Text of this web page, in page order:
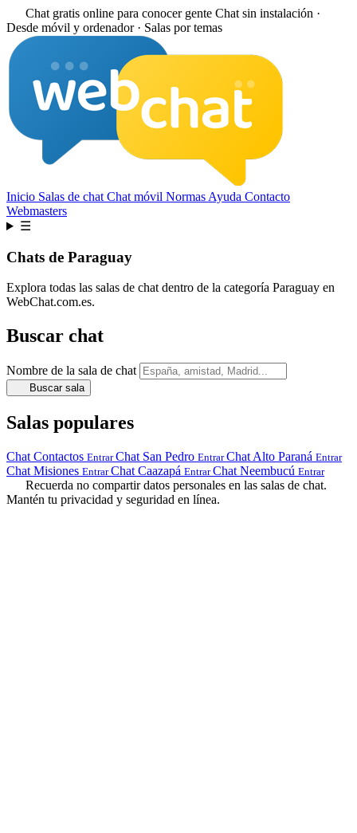
Chat gratis online para conocer gente Chat sin instalación ·
Desde móvil y ordenador · Salas por temas
Inicio Salas de chat Chat móvil Normas Ayuda Contacto
Webmasters
☰
Chats de Paraguay
Explora todas las salas de chat dentro de la categoría Paraguay en
WebChat.com.es.
Buscar chat
Nombre de la sala de chat
Buscar sala
Salas populares
Chat Contactos EntrarChat San Pedro EntrarChat Alto Paraná Entrar
Chat Misiones EntrarChat Caazapá EntrarChat Neembucú Entrar
Recuerda no compartir datos personales en las salas de chat.
Mantén tu privacidad y seguridad en línea.